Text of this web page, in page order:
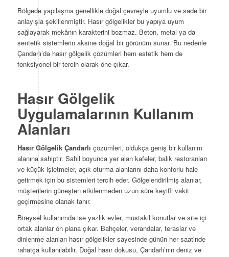
Bölgede yapılaşma genellikle doğal çevreyle uyumlu ve sade bir
anlayışla şekillenmiştir. Hasır gölgelikler bu yapıya uyum
sağlayarak mekânın karakterini bozmaz. Beton, metal ya da
sentetik sistemlerin aksine doğal bir görünüm sunar. Bu nedenle
Çandarlı’da hasır gölgelik çözümleri hem estetik hem de
fonksiyonel bir tercih olarak öne çıkar.
Hasır Gölgelik
Uygulamalarının Kullanım
Alanları
Hasır Gölgelik Çandarlı çözümleri, oldukça geniş bir kullanım
alanına sahiptir. Sahil boyunca yer alan kafeler, balık restoranları
ve küçük işletmeler, açık oturma alanlarını daha konforlu hale
getirmek için bu sistemleri tercih eder. Gölgelendirilmiş alanlar,
müşterilerin güneşten etkilenmeden uzun süre keyifli vakit
geçirmesine olanak tanır.
Bireysel kullanımda ise yazlık evler, müstakil konutlar ve site içi
ortak alanlar ön plana çıkar. Bahçeler, verandalar, teraslar ve
dinlenme alanları hasır gölgelikler sayesinde günün her saatinde
rahatça kullanılabilir. Doğal hasır dokusu, Çandarlı’nın deniz ve